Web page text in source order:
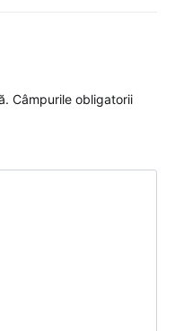
Câmpurile obligatorii